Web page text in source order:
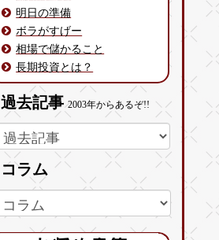
明日の準備
ボラがすげー
相場で儲かること
長期投資とは？
過去記事2003年からあるぞ!!
コラム